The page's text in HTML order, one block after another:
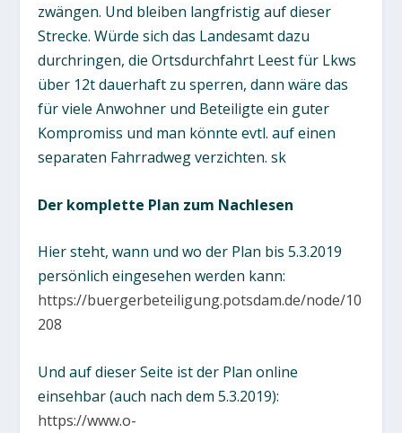
zwängen. Und bleiben langfristig auf dieser
Strecke. Würde sich das Landesamt dazu
durchringen, die Ortsdurchfahrt Leest für Lkws
über 12t dauerhaft zu sperren, dann wäre das
für viele Anwohner und Beteiligte ein guter
Kompromiss und man könnte evtl. auf einen
separaten Fahrradweg verzichten.sk
Der komplette Plan zum Nachlesen
Hier steht, wann und wo der Plan bis 5.3.2019
persönlich eingesehen werden kann:
https://buergerbeteiligung.potsdam.de/node/10
208
Und auf dieser Seite ist der Plan online
einsehbar (auch nach dem 5.3.2019):
https://www.o-